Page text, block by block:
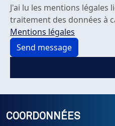
J'ai lu les mentions légales
traitement des données à
Mentions légales
COORDONNÉES